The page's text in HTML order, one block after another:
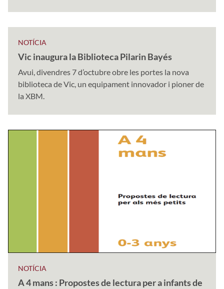
NOTÍCIA
Vic inaugura la Biblioteca Pilarin Bayés
Avui, divendres 7 d’octubre obre les portes la nova
biblioteca de Vic, un equipament innovador i pioner de
la XBM.
NOTÍCIA
A 4 mans : Propostes de lectura per a infants de